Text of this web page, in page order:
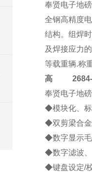
奉贤电子地磅
全钢高精度
结构。组焊
及焊接应力
等载重辆.称
高2684-
奉贤电子地磅
◆模块化、标
◆双剪梁合金
◆数字显示毛
◆数字滤波、
◆键盘设定/